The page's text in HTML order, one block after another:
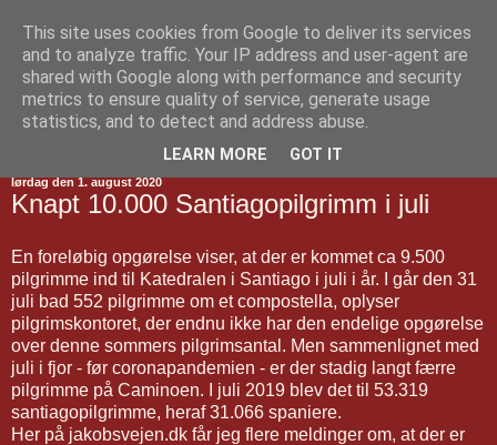
Jakobsvejen
lørdag den 1. august 2020
Knapt 10.000 Santiagopilgrimm i juli
En foreløbig opgørelse viser, at der er kommet ca 9.500
pilgrimme ind til Katedralen i Santiago i juli i år. I går den 31
juli bad 552 pilgrimme om et compostella, oplyser
pilgrimskontoret, der endnu ikke har den endelige opgørelse
over denne sommers pilgrimsantal. Men sammenlignet med
juli i fjor - før coronapandemien - er der stadig langt færre
pilgrimme på Caminoen. I juli 2019 blev det til 53.319
santiagopilgrimme, heraf 31.066 spaniere.
Her på jakobsvejen.dk får jeg flere meldinger om, at der er
This site uses cookies from Google to deliver its services
and to analyze traffic. Your IP address and user-agent are
shared with Google along with performance and security
metrics to ensure quality of service, generate usage
statistics, and to detect and address abuse.
LEARN MORE GOT IT